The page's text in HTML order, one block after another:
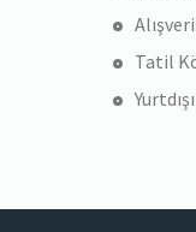
Tatil